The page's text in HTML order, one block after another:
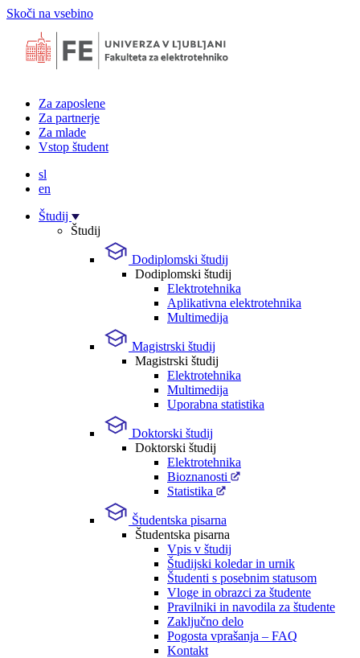
Skoči na vsebino
Za zaposlene
Za partnerje
Za mlade
Vstop študent
sl
en
Študij
Študij
Dodiplomski študij
Dodiplomski študij
Elektrotehnika
Aplikativna elektrotehnika
Multimedija
Magistrski študij
Magistrski študij
Elektrotehnika
Multimedija
Uporabna statistika
Doktorski študij
Doktorski študij
Elektrotehnika
Bioznanosti
Statistika
Študentska pisarna
Študentska pisarna
Vpis v študij
Študijski koledar in urnik
Študenti s posebnim statusom
Vloge in obrazci za študente
Pravilniki in navodila za študente
Zaključno delo
Pogosta vprašanja – FAQ
Kontakt